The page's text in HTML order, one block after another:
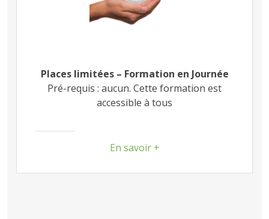
Places limitées – Formation en Journée
Pré-requis : aucun. Cette formation est
accessible à tous
En savoir +